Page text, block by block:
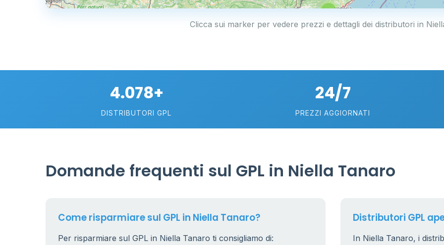
5
Clicca sui marker per vedere prezzi e dettagli dei distributori in
4.078+
DISTRIBUTORI GPL
24/7
PREZZI AGGIORNATI
Domande frequenti sul GPL in Niella Tanaro
Come risparmiare sul GPL in Niella Tanaro?
Per risparmiare sul GPL in Niella Tanaro ti consigliamo di:
Distributori GPL
In Niella Tanaro, i